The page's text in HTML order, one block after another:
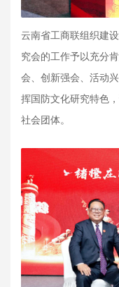
云南省工商联组织建
究会的工作予以充分
会、创新强会、活动
挥国防文化研究特色
社会团体。